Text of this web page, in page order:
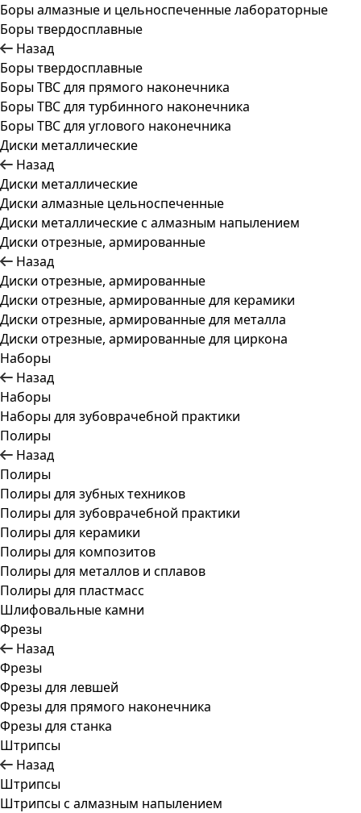
Боры алмазные и цельноспеченные лабораторные
Боры твердосплавные
Назад
Боры твердосплавные
Боры ТВС для прямого наконечника
Боры ТВС для турбинного наконечника
Боры ТВС для углового наконечника
Диски металлические
Назад
Диски металлические
Диски алмазные цельноспеченные
Диски металлические с алмазным напылением
Диски отрезные, армированные
Назад
Диски отрезные, армированные
Диски отрезные, армированные для керамики
Диски отрезные, армированные для металла
Диски отрезные, армированные для циркона
Наборы
Назад
Наборы
Наборы для зубоврачебной практики
Полиры
Назад
Полиры
Полиры для зубных техников
Полиры для зубоврачебной практики
Полиры для керамики
Полиры для композитов
Полиры для металлов и сплавов
Полиры для пластмасс
Шлифовальные камни
Фрезы
Назад
Фрезы
Фрезы для левшей
Фрезы для прямого наконечника
Фрезы для станка
Штрипсы
Назад
Штрипсы
Штрипсы c алмазным напылением